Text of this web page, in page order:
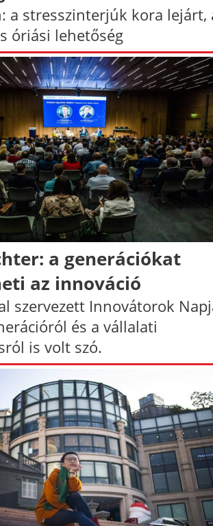
a stresszinterjúk kora lejárt,
óriási lehetőség
a generációkat
az innováció
szervezett Innovátorok
és a vállalati
is volt szó.